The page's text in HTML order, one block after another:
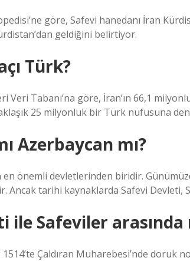
göre, Safevi hanedanı İran
geldiğini belirtiyor.
Türk?
Veri Tabanı’na göre, İran’ın 66,1
25 milyonluk bir Türk nüfusuna
Azerbaycan mı?
önemli devletlerinden biridir.
Ancak tarihi kaynaklarda Safevi Devleti,
ile Safeviler arasında
1514’te Çaldıran Muharebesi’nde doruk